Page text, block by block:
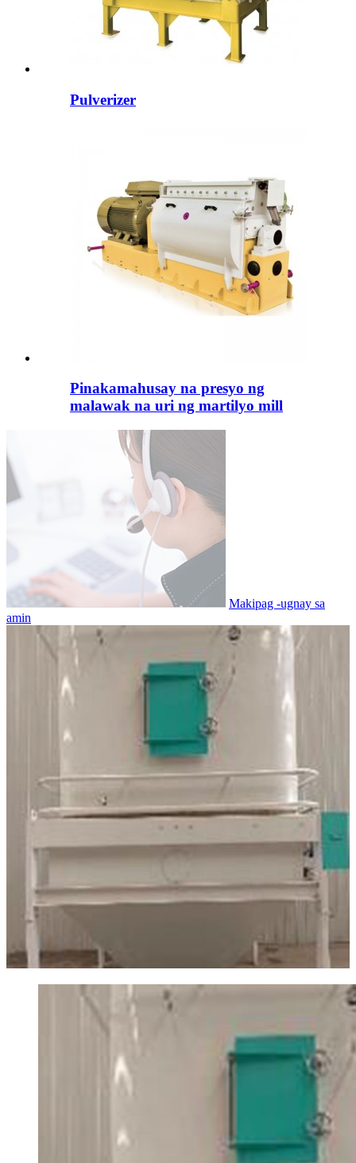
Pulverizer
Pinakamahusay na presyo ng
malawak na uri ng martilyo mill
Makipag -ugnay sa
amin